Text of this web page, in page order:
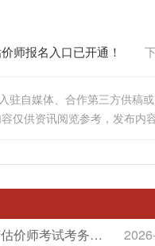
师报名入口已开通！
驻自媒体、合作第三方供稿
仅供资讯阅览参考，发布
2026年7月浙江省房地产估价师考试考务工作的通知